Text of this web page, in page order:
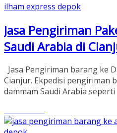
ilham express depok
Jasa Pengiriman
Saudi Arabia di
Jasa Pengiriman barang ke
Cianjur. Ekpedisi pengiriman
dammam Saudi Arabia seperti